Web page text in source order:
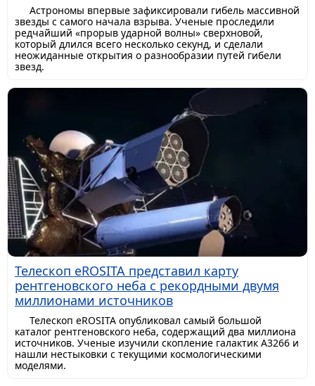
Астрономы впервые зафиксировали гибель массивной
звезды с самого начала взрыва. Ученые проследили
редчайший «прорыв ударной волны» сверхновой,
который длился всего несколько секунд, и сделали
неожиданные открытия о разнообразии путей гибели
звезд.
Телескоп eROSITA представил карту
рентгеновского неба с рекордными двумя
миллионами источников
Телескоп eROSITA опубликовал самый большой
каталог рентгеновского неба, содержащий два миллиона
источников. Ученые изучили скопление галактик A3266 и
нашли нестыковки с текущими космологическими
моделями.